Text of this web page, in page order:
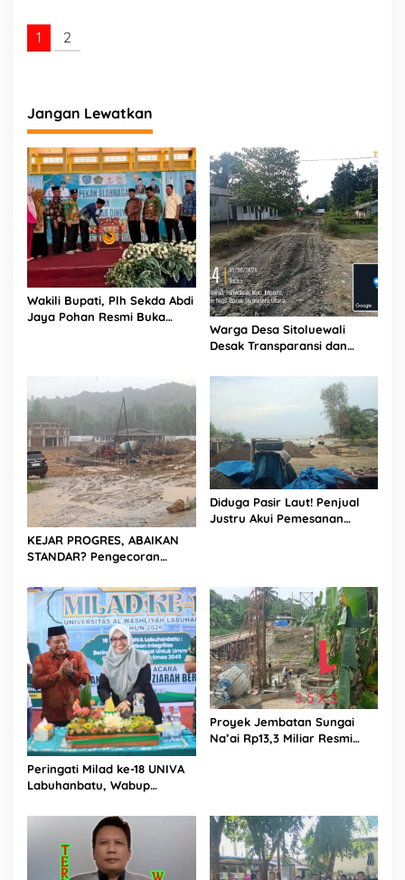
1 2
Jangan Lewatkan
Wakili Bupati, Plh Sekda Abdi
Jaya Pohan Resmi Buka
Warga Desa Sitoluewali
Desak Transparansi dan
Jalan, Diduga Minim
KEJAR PROGRES, ABAIKAN
STANDAR? Pengecoran
Rp87,34 Miliar Sukma Nias,
Konsultan, Pengawas dan
PPK Bungkam
Diduga Pasir Laut! Penjual
Justru Akui Pemesanan
Peringati Milad ke-18 UNIVA
Labuhanbatu, Wabup
Unggul Menuju Indonesia
Proyek Jembatan Sungai
Na’ai Rp13,3 Miliar Resmi